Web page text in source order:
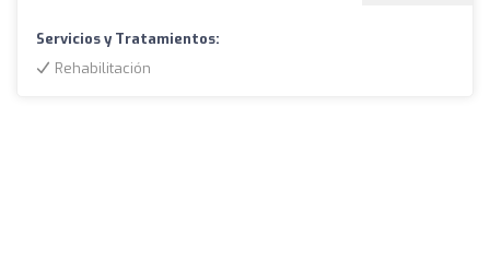
Servicios y Tratamientos:
Rehabilitación